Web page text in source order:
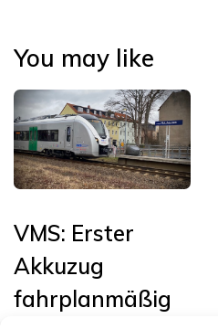
You may like
VMS: Erster
Akkuzug
fahrplanmäßig